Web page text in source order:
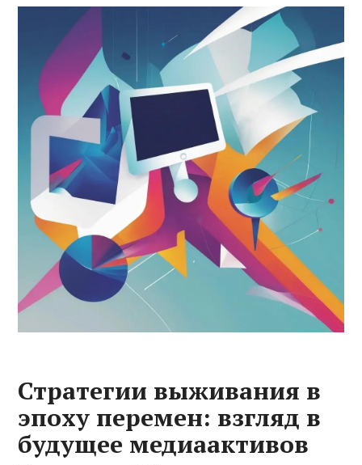
Стратегии выживания в
эпоху перемен: взгляд в
будущее медиаактивов